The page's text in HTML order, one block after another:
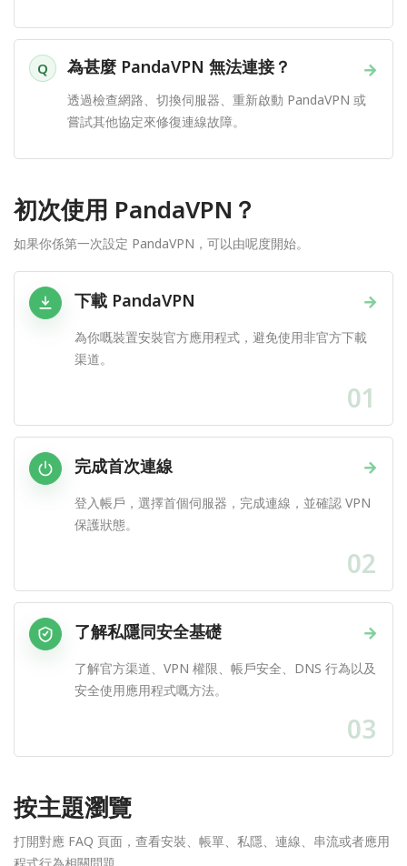
Q →
為甚麼 PandaVPN 無法連接？
透過檢查網路、切換伺服器、重新啟動 PandaVPN 或
嘗試其他協定來修復連線故障。
初次使用 PandaVPN？
如果你係第一次設定 PandaVPN，可以由呢度開始。
→
下載 PandaVPN
為你嘅裝置安裝官方應用程式，避免使用非官方下載
渠道。
01
→
完成首次連線
登入帳戶，選擇首個伺服器，完成連線，並確認 VPN
保護狀態。
02
→
了解私隱同安全基礎
了解官方渠道、VPN 權限、帳戶安全、DNS 行為以及
安全使用應用程式嘅方法。
03
按主題瀏覽
打開對應 FAQ 頁面，查看安裝、帳單、私隱、連線、串流或者應用